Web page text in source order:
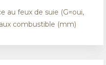
au feux de suie (G=oui,
combustible (mm)